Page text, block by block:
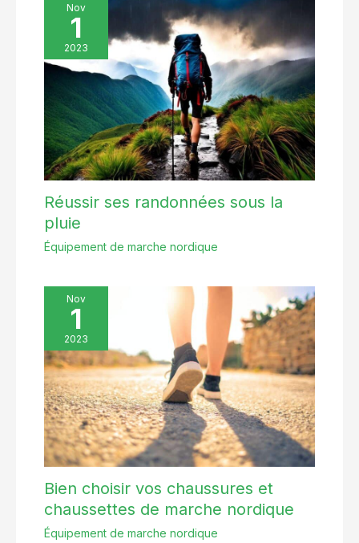
Nov
1
2023
Réussir ses randonnées sous la
pluie
Équipement de marche nordique
Nov
1
2023
Bien choisir vos chaussures et
chaussettes de marche nordique
Équipement de marche nordique